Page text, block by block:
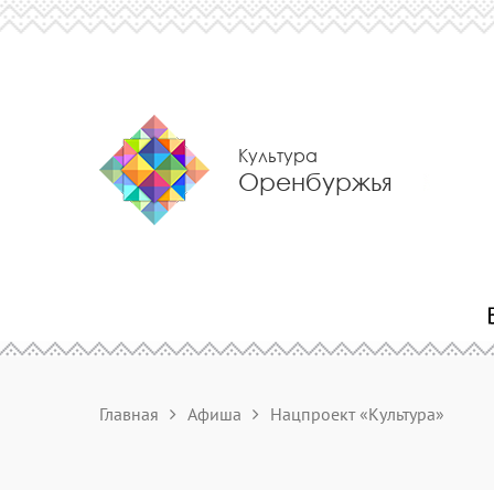
Культура
Оренбуржья
Главная Афиша Нацпроект «Культура»